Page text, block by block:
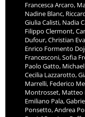
Francesca Arcaro,
Nadine Blanc,
Giulia Calisti, Nadia
Filippo Clermont,
Dufour, Christian
Enrico Formento
Francesconi, Sofia
Paolo Gatto,
Cecilia Lazzarotto,
Marrelli, Federico
Montrosset, Matteo
Emiliano Pala,
Ponsetto, Andrea